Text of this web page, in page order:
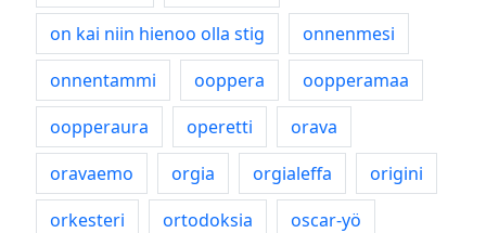
on kai niin hienoo olla stig
onnenmesi
onnentammi
ooppera
oopperamaa
oopperaura
operetti
orava
oravaemo
orgia orgialeffa
origini
orkesteri
ortodoksia
oscar-yö